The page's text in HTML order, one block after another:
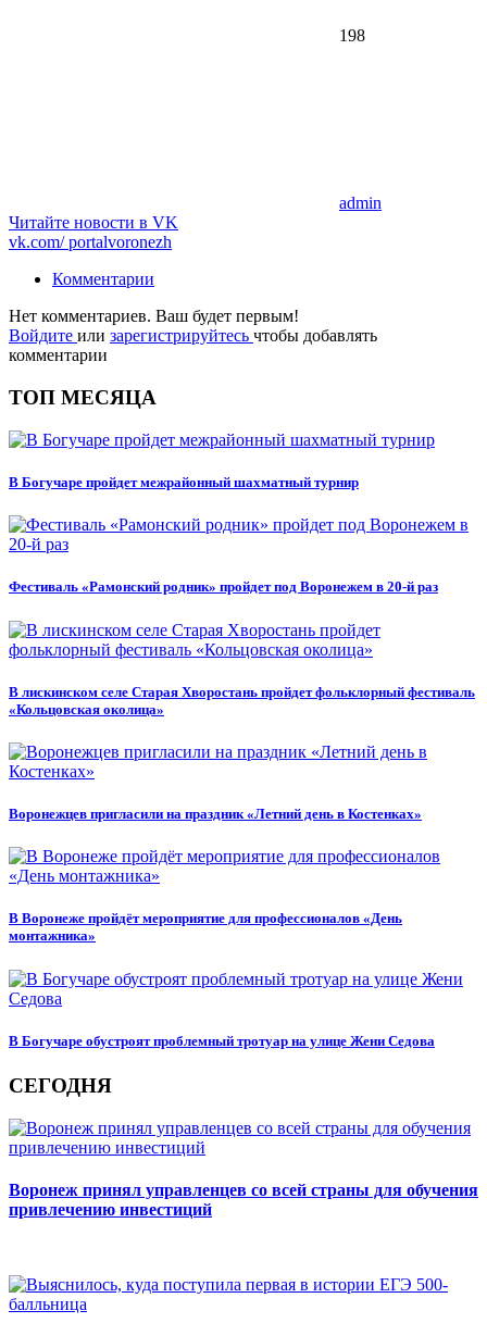
198
admin
Читайте новости в VK
vk.com/portalvoronezh
Комментарии
Нет комментариев. Ваш будет первым!
Войдите или зарегистрируйтесь чтобы добавлять
комментарии
ТОП МЕСЯЦА
В Богучаре пройдет межрайонный шахматный турнир
Фестиваль «Рамонский родник» пройдет под Воронежем в 20-й раз
В лискинском селе Старая Хворостань пройдет фольклорный фестиваль
«Кольцовская околица»
Воронежцев пригласили на праздник «Летний день в Костенках»
В Воронеже пройдёт мероприятие для профессионалов «День
монтажника»
В Богучаре обустроят проблемный тротуар на улице Жени Седова
СЕГОДНЯ
Воронеж принял управленцев со всей страны для обучения
привлечению инвестиций